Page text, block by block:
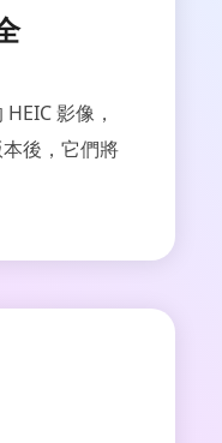
影像，
後，它們將